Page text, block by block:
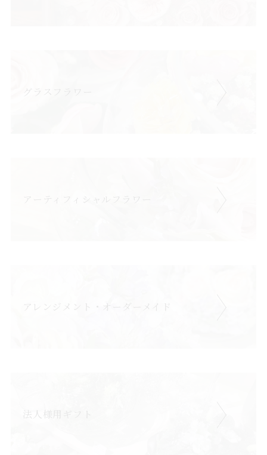
グラスフラワー
アーティフィシャルフラワー
アレンジメント・オーダーメイド
法人様用ギフト